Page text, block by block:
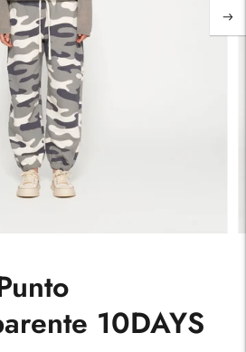
10DAYS